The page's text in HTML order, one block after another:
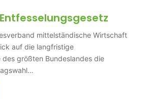
mittelständische Wirtschaft
auf die langfristige
des größten Bundeslandes die